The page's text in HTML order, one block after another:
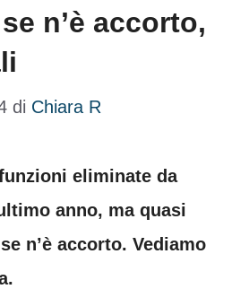
n’è accorto,
di Chiara R
eliminate da
anno, ma quasi
n’è accorto. Vediamo